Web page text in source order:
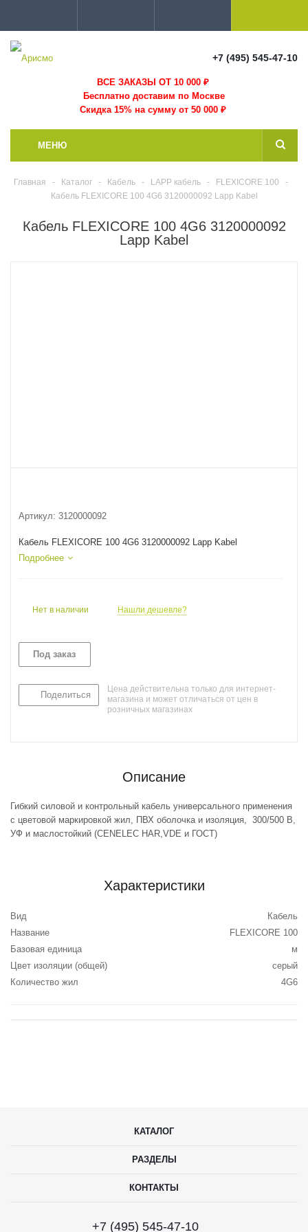
+7 (495) 545-47-10
ВСЕ ЗАКАЗЫ ОТ 10 000₽
Бесплатно доставим по Москве
Скидка 15% на сумму от 50 000 ₽
МЕНЮ
Главная - Каталог - Кабель - LAPP кабель - FLEXICORE 100
-
Кабель FLEXICORE 100 4G6 3120000092 Lapp Kabel
Кабель FLEXICORE 100 4G6 3120000092
Lapp Kabel
Артикул: 3120000092
Кабель FLEXICORE 100 4G6 3120000092 Lapp Kabel
Подробнее
Нет в наличии Нашли дешевле?
Под заказ
Поделиться
Цена действительна только для интернет-
магазина и может отличаться от цен в
розничных магазинах
Описание
Гибкий силовой и контрольный кабель универсального применения
с цветовой маркировкой жил, ПВХ оболочка и изоляция, 300/500 В,
УФ и маслостойкий (CENELEC HAR,VDE и ГОСТ)
Характеристики
Вид
Кабель
Название
FLEXICORE 100
Базовая единица
м
Цвет изоляции (общей)
серый
Количество жил
4G6
КАТАЛОГ
РАЗДЕЛЫ
КОНТАКТЫ
+7 (495) 545-47-10